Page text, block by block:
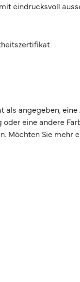
eindrucksvoll
als angegeben,
oder eine andere
Möchten Sie mehr